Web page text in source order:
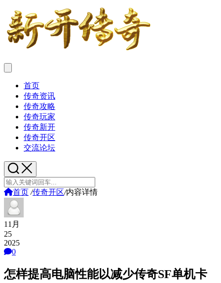
首页
传奇资讯
传奇攻略
传奇玩家
传奇新开
传奇开区
交流论坛
首页 /传奇开区/内容详情
11月
25
2025
0
怎样提高电脑性能以减少传奇SF单机卡